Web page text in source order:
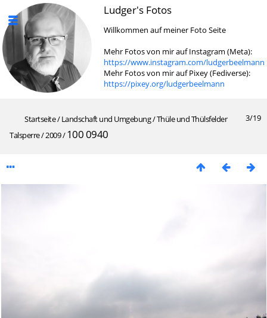
Ludger's Fotos
Willkommen auf meiner Foto Seite
Mehr Fotos von mir auf Instagram (Meta):
https://www.instagram.com/ludgerbeelmann
Mehr Fotos von mir auf Pixey (Fediverse):
https://pixey.org/ludgerbeelmann
3/19
Startseite/Landschaft und Umgebung/Thüle und Thülsfelder
Talsperre/2009/100 0940